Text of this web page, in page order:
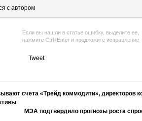
с автором
Если вы нашли в статье ошибку, выделите ее,
нажмите Ctrl+Enter и предложите исправление
Tweet
счета «Трейд коммодити», директоров
МЭА подтвердило прогнозы роста